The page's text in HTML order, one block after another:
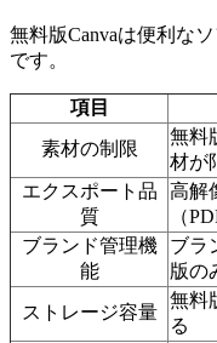
無料版Canvaは便利な
です。
項目
素材の制限
無料
材が
エクスポート品
質
高解
（
ブランド管理機
能
ブラ
版の
ストレージ容量
無料
る